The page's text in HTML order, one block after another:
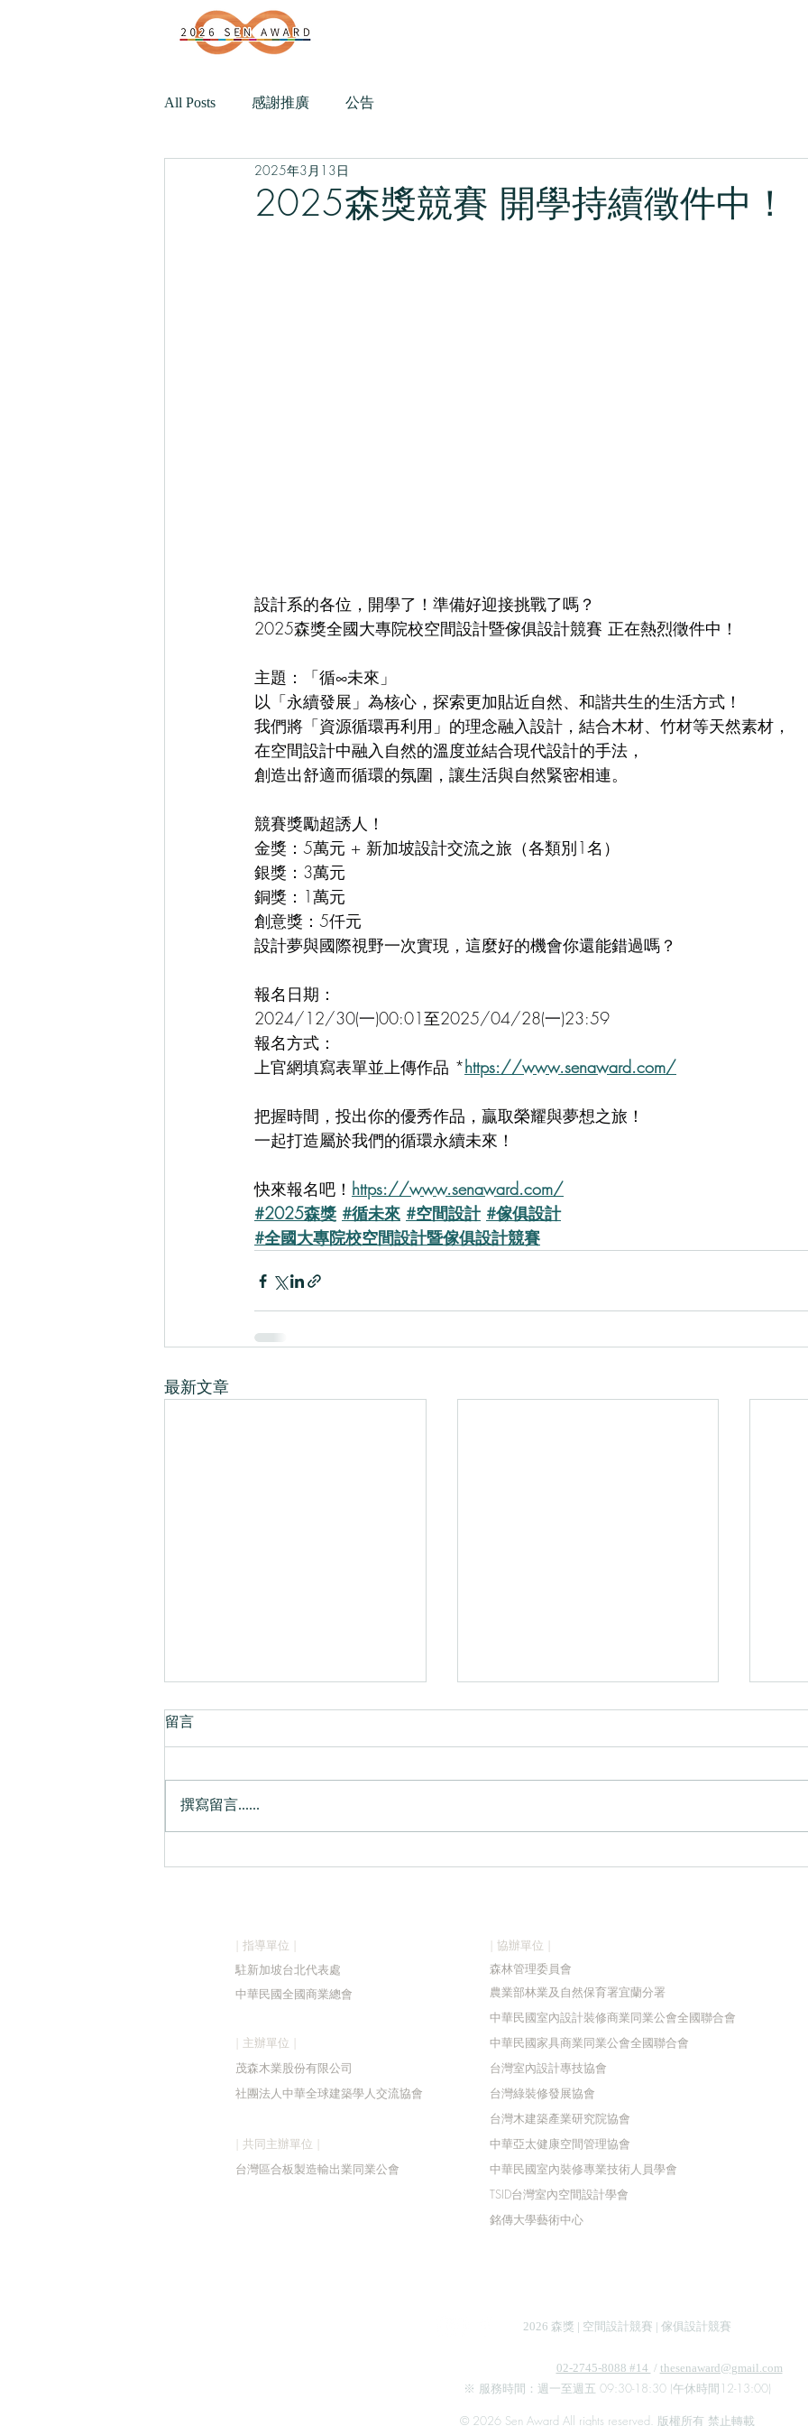
All Posts 感謝推廣 公告
2025森獎競賽 開學持續徵件中！
2025年3月13日
設計系的各位，開學了！準備好迎接挑戰了嗎？
2025森獎全國大專院校空間設計暨傢俱設計競賽 正在熱烈徵件中！
主題：「循∞未來」
以「永續發展」為核心，探索更加貼近自然、和諧共生的生活方式！
我們將「資源循環再利用」的理念融入設計，結合木材、竹材等天然素材，
在空間設計中融入自然的溫度並結合現代設計的手法，
創造出舒適而循環的氛圍，讓生活與自然緊密相連。
競賽獎勵超誘人！
金獎：5萬元 + 新加坡設計交流之旅（各類別1名）
銀獎：3萬元
銅獎：1萬元
創意獎：5仟元
設計夢與國際視野一次實現，這麼好的機會你還能錯過嗎？
報名日期：
2024/12/30(一)00:01至2025/04/28(一)23:59
報名方式：
上官網填寫表單並上傳作品 *https://www.senaward.com/
把握時間，投出你的優秀作品，贏取榮耀與夢想之旅！
一起打造屬於我們的循環永續未來！
快來報名吧！ https://www.senaward.com/
#2025森獎 #循未來 #空間設計 #傢俱設計
#全國大專院校空間設計暨傢俱設計競賽
最新文章
留言
撰寫留言......
02-2745-8088 #14 / thesenaward@gmail.com
※ 服務時間：週一至週五 09:30-18:30 (午休時間12-13:00)
| 指導單位 |
駐新加坡台北代表處
中華民國全國商業總會
| 主辦單位 |
茂森木業股份有限公司
社團法人中華全球建築學人交流協會
| 共同主辦單位 |
台灣區合板製造輸出業同業公會
| 協辦單位 |
森林管理委員會
農業部林業及自然保育署宜蘭分署
中華民國室內設計裝修商業同業公會全國聯合會
中華民國家具商業同業公會全國聯合會
台灣室內設計專技協會
台灣綠裝修發展協會
台灣木建築產業研究院協會
中華亞太健康空間管理協會
中華民國室內裝修專業技術人員學會
TSID台灣室內空間設計學會
銘傳大學藝術中心
​2026 森獎 | 空間設計競賽 | 傢俱設計競賽
© 2026 Sen Award All rights reserved. 版權所有 禁止轉載